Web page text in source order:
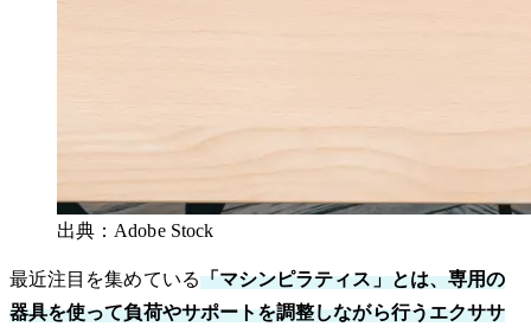
出典：Adobe Stock
最近注目を集めている「マシンピラティス」とは、専用の
器具を使って負荷やサポートを調整しながら行うエクササ